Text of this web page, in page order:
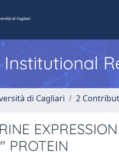
Institutional
di Cagliari 2
PROTEIN